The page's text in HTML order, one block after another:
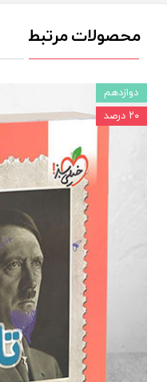
محصولات مرتبط
دوازدهم
۲۰ درصد